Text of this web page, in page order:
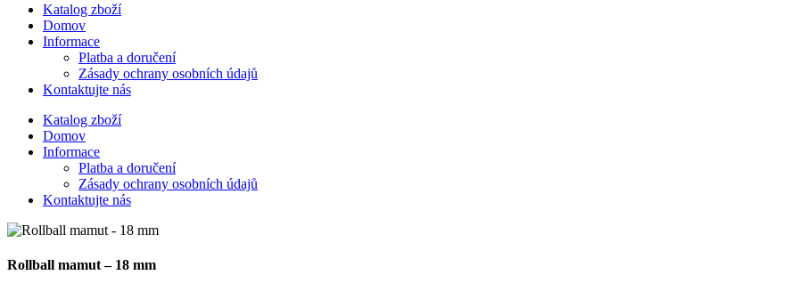
Katalog zboží
Domov
Informace
Platba a doručení
Zásady ochrany osobních údajů
Kontaktujte nás
Katalog zboží
Domov
Informace
Platba a doručení
Zásady ochrany osobních údajů
Kontaktujte nás
Rollball mamut – 18 mm